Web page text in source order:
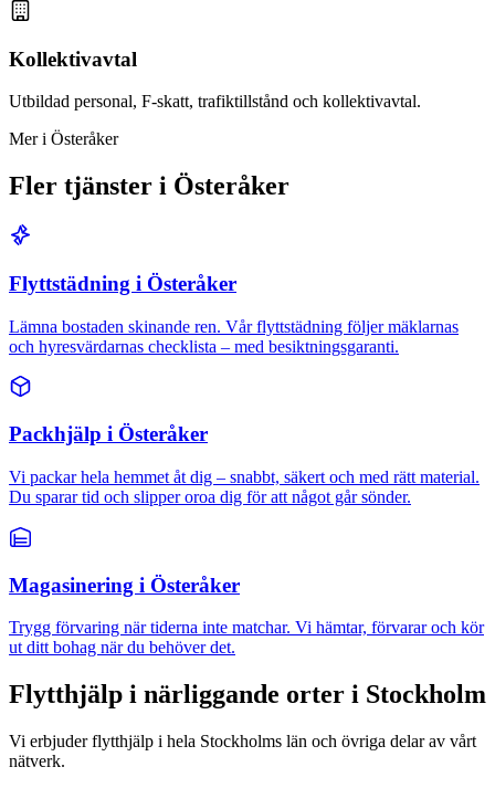
Kollektivavtal
Utbildad personal, F-skatt, trafiktillstånd och kollektivavtal.
Mer i Österåker
Fler tjänster i Österåker
Flyttstädning i Österåker
Lämna bostaden skinande ren. Vår flyttstädning följer mäklarnas
och hyresvärdarnas checklista – med besiktningsgaranti.
Packhjälp i Österåker
Vi packar hela hemmet åt dig – snabbt, säkert och med rätt material.
Du sparar tid och slipper oroa dig för att något går sönder.
Magasinering i Österåker
Trygg förvaring när tiderna inte matchar. Vi hämtar, förvarar och kör
ut ditt bohag när du behöver det.
Flytthjälp i närliggande orter i Stockholm
Vi erbjuder flytthjälp i hela Stockholms län och övriga delar av vårt
nätverk.